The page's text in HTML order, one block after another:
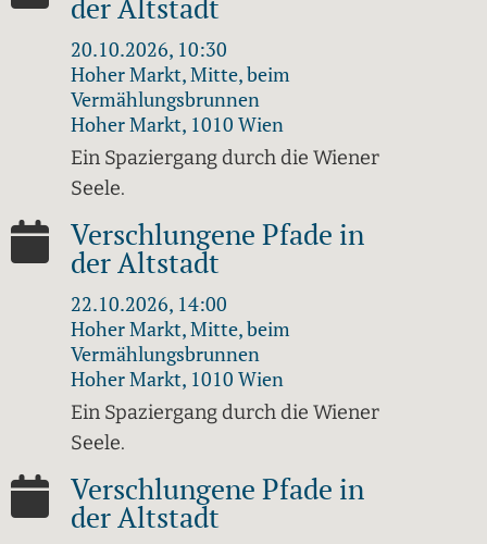
der Altstadt
20.10.2026, 10:30
Hoher Markt, Mitte, beim
Vermählungsbrunnen
Hoher Markt, 1010 Wien
Ein Spaziergang durch die Wiener
Seele.
Verschlungene Pfade in
der Altstadt
22.10.2026, 14:00
Hoher Markt, Mitte, beim
Vermählungsbrunnen
Hoher Markt, 1010 Wien
Ein Spaziergang durch die Wiener
Seele.
Verschlungene Pfade in
der Altstadt